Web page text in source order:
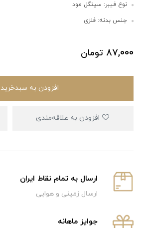
نوع فیبر: سینگل مود
جنس بدنه: فلزی
87,000 تومان
افزودن به سبدخرید
ارسال به تمام نقاط ایران
ارسال زمینی و هوایی
جوایز ماهانه